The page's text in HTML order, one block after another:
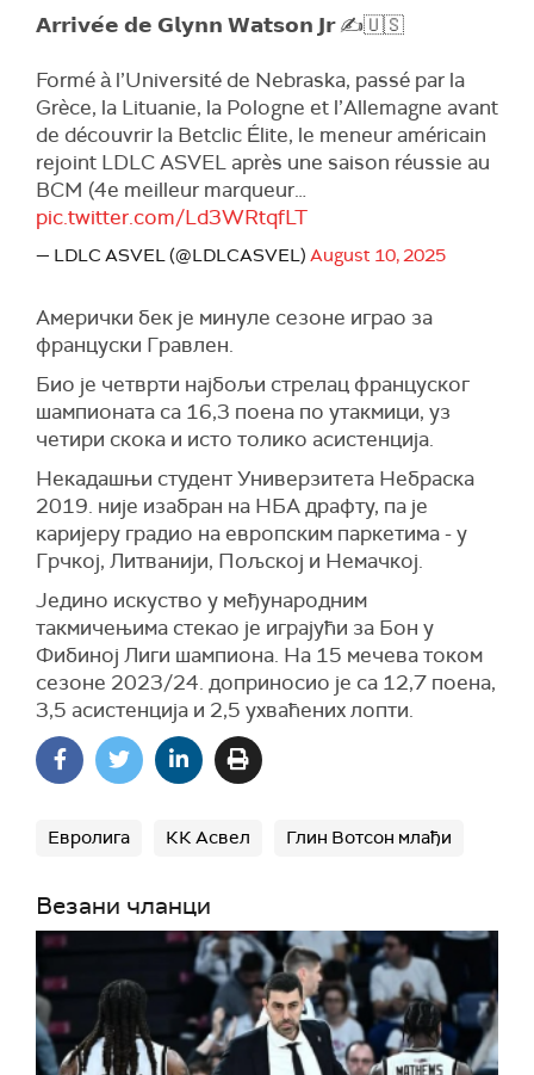
𝗔𝗿𝗿𝗶𝘃𝗲́𝗲 𝗱𝗲 𝗚𝗹𝘆𝗻𝗻 𝗪𝗮𝘁𝘀𝗼𝗻 𝗝𝗿 ✍️🇺🇸
Formé à l’Université de Nebraska, passé par la
Grèce, la Lituanie, la Pologne et l’Allemagne avant
de découvrir la Betclic Élite, le meneur américain
rejoint LDLC ASVEL après une saison réussie au
BCM (4e meilleur marqueur…
pic.twitter.com/Ld3WRtqfLT
— LDLC ASVEL (@LDLCASVEL) August 10, 2025
Амерички бек је минуле сезоне играо за
француски Гравлен.
Био је четврти најбољи стрелац француског
шампионата са 16,3 поена по утакмици, уз
четири скока и исто толико асистенција.
Некадашњи студент Универзитета Небраска
2019. није изабран на НБА драфту, па је
каријеру градио на европским паркетима - у
Грчкој, Литванији, Пољској и Немачкој.
Једино искуство у међународним
такмичењима стекао је играјући за Бон у
Фибиној Лиги шампиона. На 15 мечева током
сезоне 2023/24. доприносио је са 12,7 поена,
3,5 асистенција и 2,5 ухваћених лопти.
Евролига КК Асвел Глин Вотсон млађи
Везани чланци